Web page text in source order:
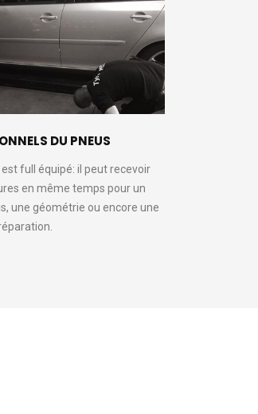
DU PNEUS
full équipé: il peut recevoir
en même temps pour un
une géométrie ou encore une